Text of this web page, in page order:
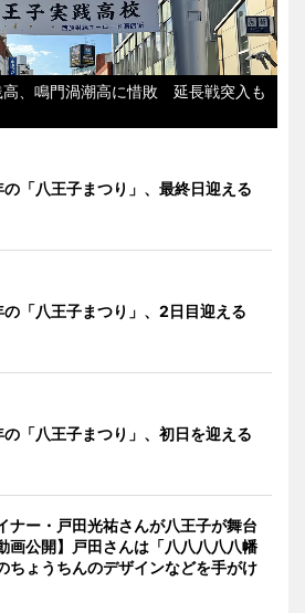
高、鳴門渦潮高に惜敗 延長戦突入も
「八王子まつり」、最終日迎える
「八王子まつり」、2日目迎える
「八王子まつり」、初日を迎える
ナー・戸田光祐さんが八王子が舞台
画公開】戸田さんは「八八八八八幡
ちょうちんのデザインなどを手がけ